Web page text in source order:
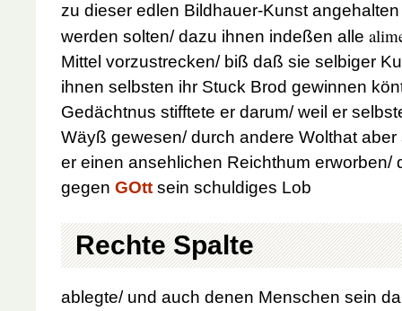
zu dieser edlen Bildhauer-Kunst
werden solten/ dazu ihnen indeßen alle
Mittel vorzustrecken/ biß daß sie selbiger
ihnen selbsten ihr Stuck Brod gewinnen
Gedächtnus stifftete er darum/ weil er
Wäyß gewesen/ durch andere Wolthat
er einen ansehlichen Reichthum erworben/
gegen GOtt sein schuldiges Lob
Rechte Spalte
ablegte/ und auch denen Menschen sein